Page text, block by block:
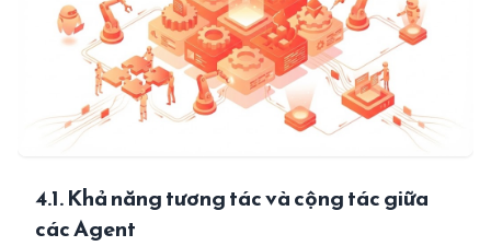
4.1. Khả năng tương tác và cộng tác giữa
các Agent